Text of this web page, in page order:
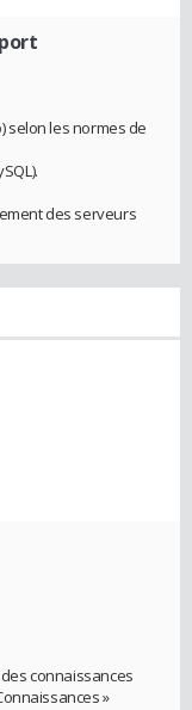
selon les normes de
des serveurs
connaissances
»